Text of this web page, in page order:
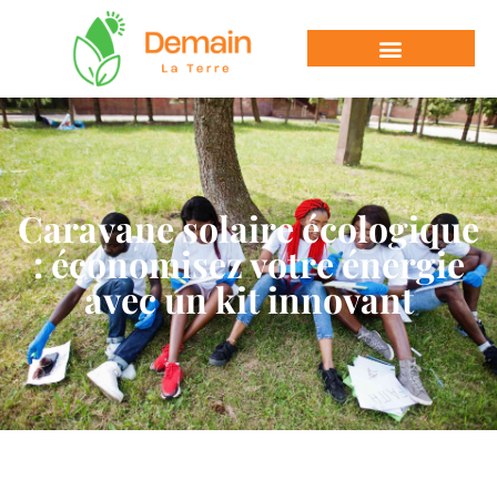
Caravane solaire écologique
: économisez votre énergie
avec un kit innovant